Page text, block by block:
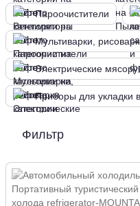
Пароочистители
Мультиварки,
Электрические
Приборы для укладки
Фильтр